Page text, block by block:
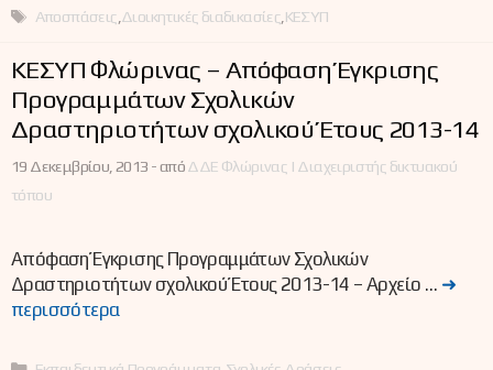
Ετικέτες
Αποσπάσεις,Διοικητικές διαδικασίες,ΚΕΣΥΠ
ΚΕΣΥΠ Φλώρινας – Απόφαση Έγκρισης
Προγραμμάτων Σχολικών
Δραστηριοτήτων σχολικού Έτους 2013-14
19 Δεκεμβρίου, 2013 -απόΔΔΕ Φλώρινας | Διαχειριστής δικτυακού
τόπου
Απόφαση Έγκρισης Προγραμμάτων Σχολικών
Δραστηριοτήτων σχολικού Έτους 2013-14 – Αρχείο … ➜
περισσότερα
Κατηγορίες